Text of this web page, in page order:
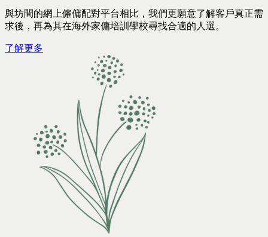
與坊間的網上僱傭配對平台相比，我們更願意了解客戶真正需
求後，再為其在海外家傭培訓學校尋找合適的人選。
了解更多